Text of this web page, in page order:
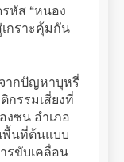
หัส “หนอง
กราะคุ้มกัน
ากปัญหาบุหรี่
กรรมเสี่ยงที่
งซน อำเภอ
พื้นที่ต้นแบบ
รขับเคลื่อน